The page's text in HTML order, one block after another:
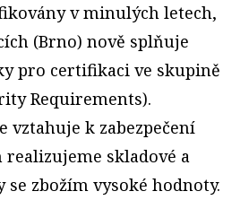
v minulých letech,
(Brno) nově splňuje
pro certifikaci ve skupině
Requirements).
vztahuje k zabezpečení
realizujeme skladové a
zbožím vysoké hodnoty.